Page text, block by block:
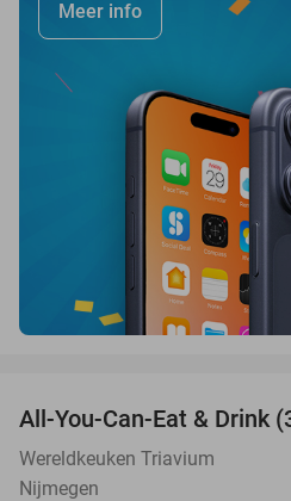
Meer info
All-You-Can-Eat & Drink
Wereldkeuken Triavium
Nijmegen